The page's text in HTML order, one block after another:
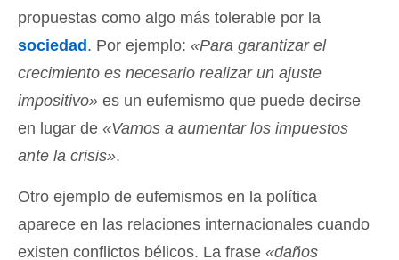
propuestas como algo más tolerable por la
sociedad . Por ejemplo: «Para garantizar el
crecimiento es necesario realizar un ajuste
impositivo» es un eufemismo que puede decirse
en lugar de «Vamos a aumentar los impuestos
ante la crisis».
Otro ejemplo de eufemismos en la política
aparece en las relaciones internacionales cuando
existen conflictos bélicos. La frase «daños